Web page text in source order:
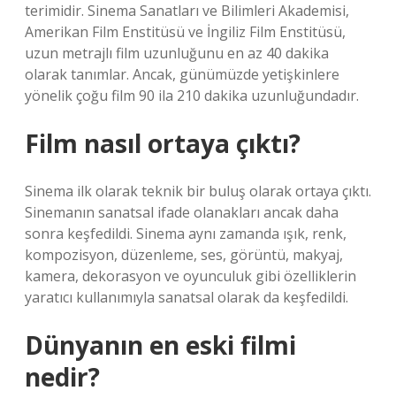
terimidir. Sinema Sanatları ve Bilimleri Akademisi,
Amerikan Film Enstitüsü ve İngiliz Film Enstitüsü,
uzun metrajlı film uzunluğunu en az 40 dakika
olarak tanımlar. Ancak, günümüzde yetişkinlere
yönelik çoğu film 90 ila 210 dakika uzunluğundadır.
Film nasıl ortaya çıktı?
Sinema ilk olarak teknik bir buluş olarak ortaya çıktı.
Sinemanın sanatsal ifade olanakları ancak daha
sonra keşfedildi. Sinema aynı zamanda ışık, renk,
kompozisyon, düzenleme, ses, görüntü, makyaj,
kamera, dekorasyon ve oyunculuk gibi özelliklerin
yaratıcı kullanımıyla sanatsal olarak da keşfedildi.
Dünyanın en eski filmi
nedir?